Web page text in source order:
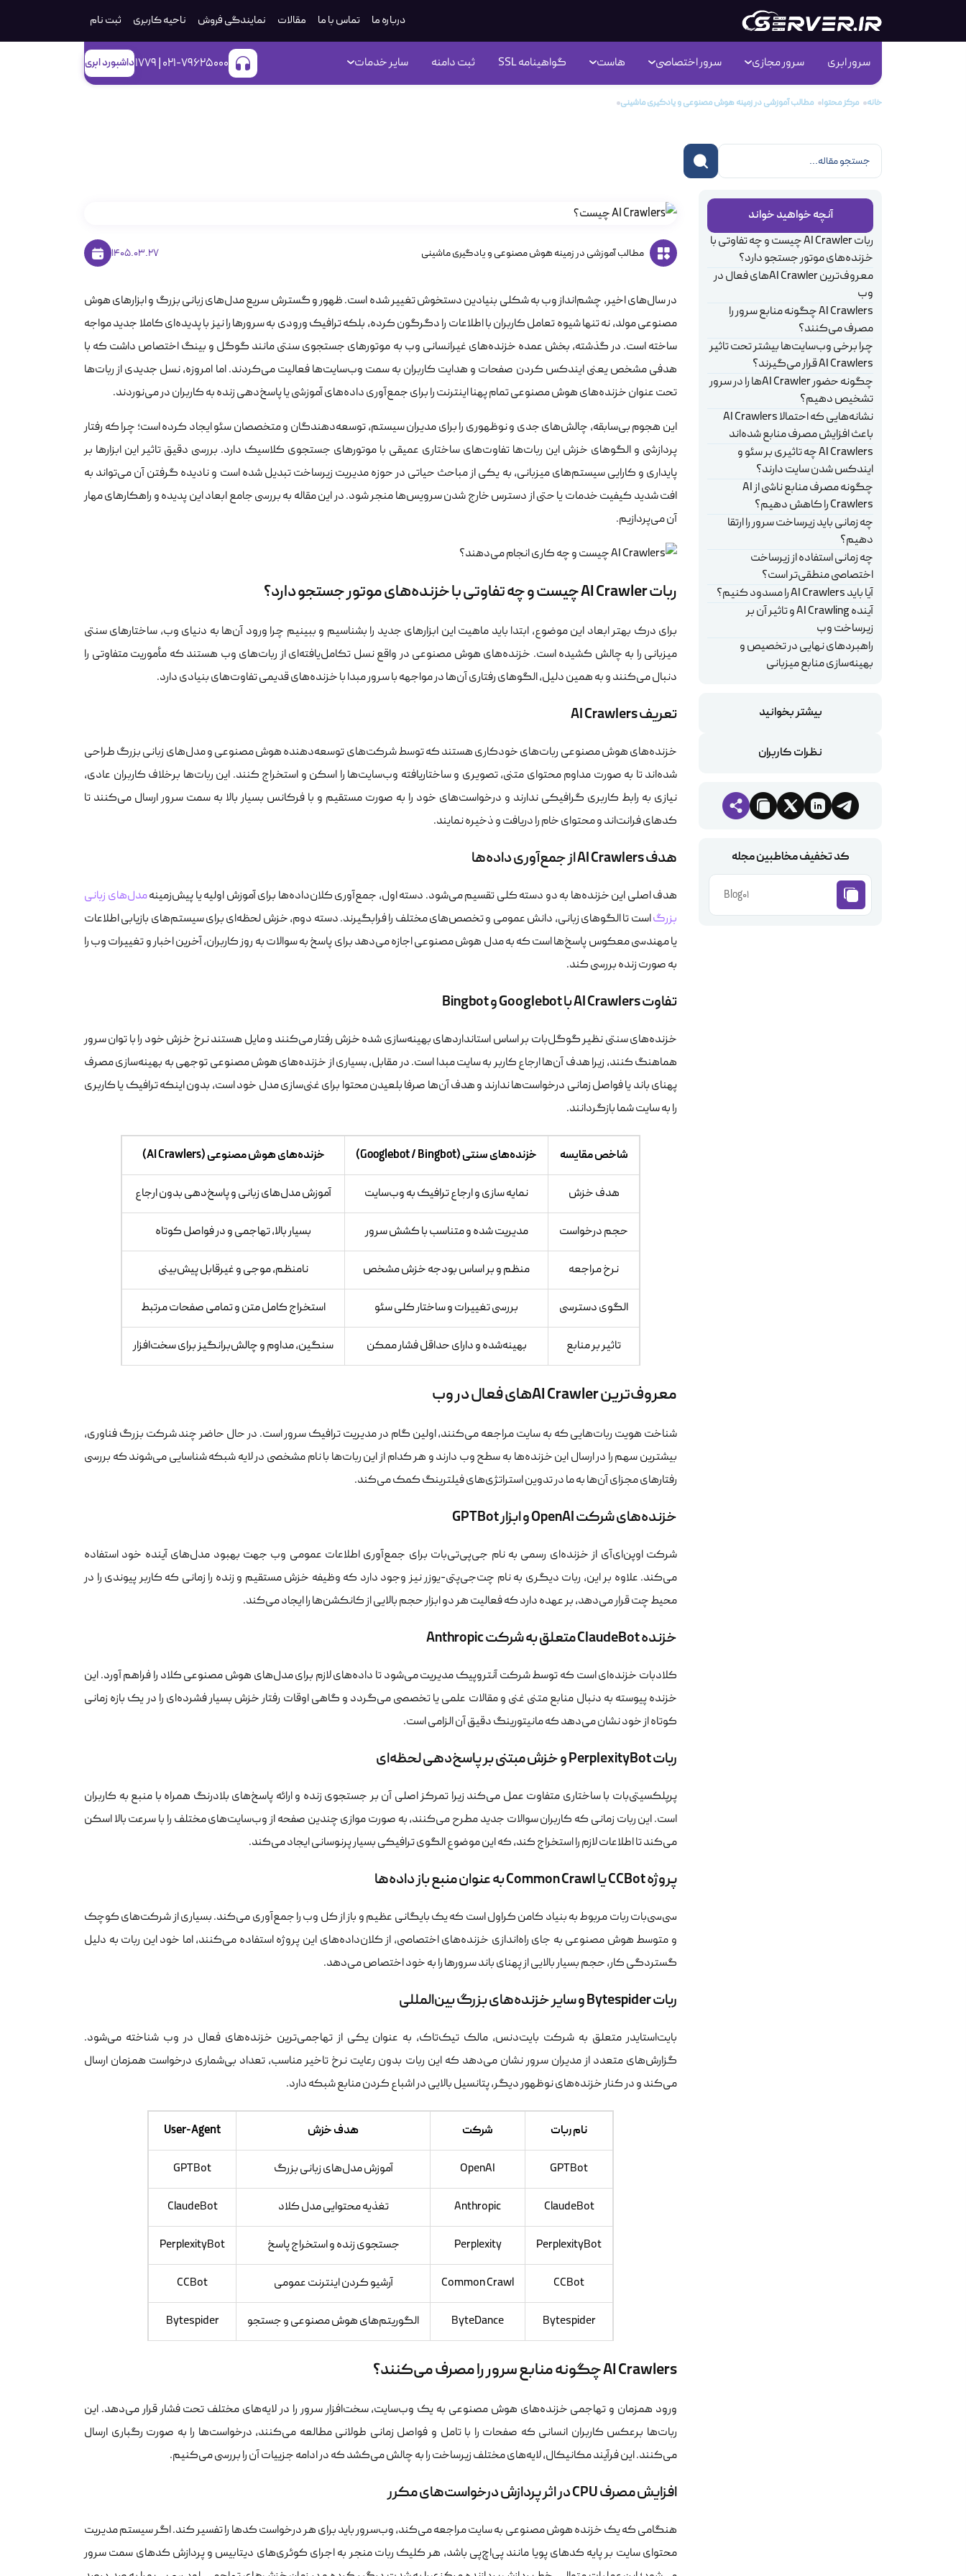
درباره ما تماس با ما مقالات نمایندگی فروش ناحیه کاربری ثبت‌ نام
سرور ابری سرور مجازی سرور اختصاصی هاست گواهینامه SSL ثبت دامنه سایر خدمات 021-79625000 | 1779 داشبورد ابری
خانه مرکز محتوا مطالب آموزشی در زمینه هوش مصنوعی و یادگیری ماشینی
آنچه خواهید خواند
ربات AI Crawler چیست و چه تفاوتی با
خزنده‌های موتور جستجو دارد؟
معروف‌ترین AI Crawlerهای فعال در
وب
AI Crawlers چگونه منابع سرور را
مصرف می‌کنند؟
چرا برخی وب‌سایت‌ها بیشتر تحت تاثیر
AI Crawlers قرار می‌گیرند؟
چگونه حضور AI Crawlerها را در سرور
تشخیص دهیم؟
نشانه‌هایی که احتمالا AI Crawlers
باعث افزایش مصرف منابع شده‌اند
AI Crawlers چه تاثیری بر سئو و
ایندکس شدن سایت دارند؟
چگونه مصرف منابع ناشی از AI
Crawlers را کاهش دهیم؟
چه زمانی باید زیرساخت سرور را ارتقا
دهیم؟
چه زمانی استفاده از زیرساخت
اختصاصی منطقی‌تر است؟
آیا باید AI Crawlers را مسدود کنیم؟
آینده AI Crawling و تاثیر آن بر
زیرساخت وب
راهبردهای نهایی در تخصیص و
بهینه‌سازی منابع میزبانی
بیشتر بخوانید
نظرات کاربران
کد تخفیف مخاطبین مجله
Blog01
مطالب آموزشی در زمینه هوش مصنوعی و یادگیری ماشینی 1405.03.27
در سال‌های اخیر، چشم‌انداز وب به شکلی بنیادین دستخوش تغییر شده است. ظهور و گسترش سریع مدل‌های زبانی بزرگ و ابزارهای هوش
مصنوعی مولد، نه تنها شیوه تعامل کاربران با اطلاعات را دگرگون کرده، بلکه ترافیک ورودی به سرورها را نیز با پدیده‌ای کاملا جدید مواجه
ساخته است. در گذشته، بخش عمده خزنده‌های غیرانسانی وب به موتورهای جستجوی سنتی مانند گوگل و بینگ اختصاص داشت که با
هدفی مشخص یعنی ایندکس کردن صفحات و هدایت کاربران به سمت وب‌سایت‌ها فعالیت می‌کردند. اما امروزه، نسل جدیدی از ربات‌ها
تحت عنوان خزنده‌های هوش مصنوعی تمام پهنا اینترنت را برای جمع‌آوری داده‌های آموزشی یا پاسخ‌دهی زنده به کاربران در می‌نوردند.
این هجوم بی‌سابقه، چالش‌های جدی و نوظهوری را برای مدیران سیستم، توسعه‌دهندگان و متخصصان سئو ایجاد کرده است؛ چرا که رفتار
پردازشی و الگوهای خزش این ربات‌ها تفاوت‌های ساختاری عمیقی با موتورهای جستجوی کلاسیک دارد. بررسی دقیق تاثیر این ابزارها بر
پایداری و کارایی سیستم‌های میزبانی، به یکی از مباحث حیاتی در حوزه مدیریت زیرساخت تبدیل شده است و نادیده گرفتن آن می‌تواند به
افت شدید کیفیت خدمات یا حتی از دسترس خارج شدن سرویس‌ها منجر شود. در این مقاله به بررسی جامع ابعاد این پدیده و راهکارهای مهار
آن می‌پردازیم.
ربات AI Crawler چیست و چه تفاوتی با خزنده‌های موتور جستجو دارد؟
برای درک بهتر ابعاد این موضوع، ابتدا باید ماهیت این ابزارهای جدید را بشناسیم و ببینیم چرا ورود آن‌ها به دنیای وب، ساختارهای سنتی
میزبانی را به چالش کشیده است. خزنده‌های هوش مصنوعی در واقع نسل تکامل‌یافته‌ای از ربات‌های وب هستند که مأموریت متفاوتی را
دنبال می‌کنند و به همین دلیل، الگوهای رفتاری آن‌ها در مواجهه با سرور مبدا با خزنده‌های قدیمی تفاوت‌های بنیادی دارد.
تعریف AI Crawlers
خزنده‌های هوش مصنوعی ربات‌های خودکاری هستند که توسط شرکت‌های توسعه‌دهنده هوش مصنوعی و مدل‌های زبانی بزرگ طراحی
شده‌اند تا به صورت مداوم محتوای متنی، تصویری و ساختاریافته وب‌سایت‌ها را اسکن و استخراج کنند. این ربات‌ها برخلاف کاربران عادی،
نیازی به رابط کاربری گرافیکی ندارند و درخواست‌های خود را به صورت مستقیم و با فرکانس بسیار بالا به سمت سرور ارسال می‌کنند تا
کدهای فرانت‌اند و محتوای خام را دریافت و ذخیره نمایند.
هدف AI Crawlers از جمع‌آوری داده‌ها
هدف اصلی این خزنده‌ها به دو دسته کلی تقسیم می‌شود. دسته اول، جمع‌آوری کلان‌داده‌ها برای آموزش اولیه یا پیش‌زمینهمدل‌های زبانی
بزرگاست تا الگوهای زبانی، دانش عمومی و تخصص‌های مختلف را فرابگیرند. دسته دوم، خزش لحظه‌ای برای سیستم‌های بازیابی اطلاعات
یا مهندسی معکوس پاسخ‌ها است که به مدل هوش مصنوعی اجازه می‌دهد برای پاسخ به سوالات به روز کاربران، آخرین اخبار و تغییرات وب را
به صورت زنده بررسی کند.
تفاوت AI Crawlers با Googlebot و Bingbot
خزنده‌های سنتی نظیر گوگل‌بات بر اساس استانداردهای بهینه‌سازی شده خزش رفتار می‌کنند و مایل هستند نرخ خزش خود را با توان سرور
هماهنگ کنند، زیرا هدف آن‌ها ارجاع کاربر به سایت مبدا است. در مقابل، بسیاری از خزنده‌های هوش مصنوعی توجهی به بهینه‌سازی مصرف
پهنای باند یا فواصل زمانی درخواست‌ها ندارند و هدف آن‌ها صرفا بلعیدن محتوا برای غنی‌سازی مدل خود است، بدون اینکه ترافیک یا کاربری
را به سایت شما بازگردانند.
شاخص مقایسه خزنده‌های سنتی (Googlebot / Bingbot) خزنده‌های هوش مصنوعی (AI Crawlers)
هدف خزش نمایه سازی و ارجاع ترافیک به وب‌سایت آموزش مدل‌های زبانی و پاسخ‌دهی بدون ارجاع
حجم درخواست مدیریت شده و متناسب با کشش سرور بسیار بالا، تهاجمی و در فواصل کوتاه
نرخ مراجعه منظم و بر اساس بودجه خزش مشخص نامنظم، موجی و غیرقابل پیش‌بینی
الگوی دسترسی بررسی تغییرات و ساختار کلی سئو استخراج کامل متن و تمامی صفحات مرتبط
تاثیر بر منابع بهینه‌شده و دارای حداقل فشار ممکن سنگین، مداوم و چالش‌برانگیز برای سخت‌افزار
معروف‌ترین AI Crawlerهای فعال در وب
شناخت هویت ربات‌هایی که به سایت مراجعه می‌کنند، اولین گام در مدیریت ترافیک سرور است. در حال حاضر چند شرکت بزرگ فناوری،
بیشترین سهم را در ارسال این خزنده‌ها به سطح وب دارند و هر کدام از این ربات‌ها با نام مشخصی در لایه شبکه شناسایی می‌شوند که بررسی
رفتارهای مجزای آن‌ها به ما در تدوین استراتژی‌های فیلترینگ کمک می‌کند.
خزنده‌های شرکت OpenAI و ابزار GPTBot
شرکت اوپن‌ای‌آی از خزنده‌ای رسمی به نام جی‌پی‌تی‌بات برای جمع‌آوری اطلاعات عمومی وب جهت بهبود مدل‌های آینده خود استفاده
می‌کند. علاوه بر این، ربات دیگری به نام چت‌جی‌پتی-یوزر نیز وجود دارد که وظیفه خزش مستقیم و زنده را زمانی که کاربر پیوندی را در
محیط چت قرار می‌دهد، بر عهده دارد که فعالیت هر دو ابزار حجم بالایی از کانکشن‌ها را ایجاد می‌کند.
خزنده ClaudeBot متعلق به شرکت Anthropic
کلاد‌بات خزنده‌ای است که توسط شرکت آنتروپیک مدیریت می‌شود تا داده‌های لازم برای مدل‌های هوش مصنوعی کلاد را فراهم آورد. این
خزنده پیوسته به دنبال منابع متنی غنی و مقالات علمی یا تخصصی می‌گردد و گاهی اوقات رفتار خزش بسیار فشرده‌ای را در یک بازه زمانی
کوتاه از خود نشان می‌دهد که مانیتورینگ دقیق آن الزامی است.
ربات PerplexityBot و خزش مبتنی بر پاسخ‌دهی لحظه‌ای
پرپلکسیتی‌بات با ساختاری متفاوت عمل می‌کند زیرا تمرکز اصلی آن بر جستجوی زنده و ارائه پاسخ‌های بلادرنگ همراه با منبع به کاربران
است. این ربات زمانی که کاربران سوالات جدید مطرح می‌کنند، به صورت موازی چندین صفحه از وب‌سایت‌های مختلف را با سرعت بالا اسکن
می‌کند تا اطلاعات لازم را استخراج کند، که این موضوع الگوی ترافیکی بسیار پرنوسانی ایجاد می‌کند.
پروژه CCBot یا Common Crawl به عنوان منبع باز داده‌ها
سی‌سی‌بات ربات مربوط به بنیاد کامن کراول است که یک بایگانی عظیم و باز از کل وب را جمع‌آوری می‌کند. بسیاری از شرکت‌های کوچک
و متوسط هوش مصنوعی به جای راه‌اندازی خزنده‌های اختصاصی، از کلان‌داده‌های این پروژه استفاده می‌کنند، اما خود این ربات به دلیل
گستردگی کار، حجم بسیار بالایی از پهنای باند سرورها را به خود اختصاص می‌دهد.
ربات Bytespider و سایر خزنده‌های بزرگ بین‌المللی
بایت‌استایدر متعلق به شرکت بایت‌دنس، مالک تیک‌تاک، به عنوان یکی از تهاجمی‌ترین خزنده‌های فعال در وب شناخته می‌شود.
گزارش‌های متعدد از مدیران سرور نشان می‌دهد که این ربات بدون رعایت نرخ تاخیر مناسب، تعداد بی‌شماری درخواست همزمان ارسال
می‌کند و در کنار خزنده‌های نوظهور دیگر، پتانسیل بالایی در اشباع کردن منابع شبکه دارد.
نام ربات شرکت هدف خزش User-Agent
GPTBot
OpenAI آموزش مدل‌های زبانی بزرگ GPTBot
ClaudeBot
Anthropic تغذیه محتوایی مدل کلاد ClaudeBot
PerplexityBot
Perplexity جستجوی زنده و استخراج پاسخ PerplexityBot
CCBot
Common Crawl آرشیو کردن اینترنت عمومی CCBot
Bytespider
ByteDance الگوریتم‌های هوش مصنوعی و جستجو Bytespider
AI Crawlers چگونه منابع سرور را مصرف می‌کنند؟
ورود همزمان و تهاجمی خزنده‌های هوش مصنوعی به یک وب‌سایت، سخت‌افزار سرور را در لایه‌های مختلف تحت فشار قرار می‌دهد. این
ربات‌ها برعکس کاربران انسانی که صفحات را با تامل و فواصل زمانی طولانی مطالعه می‌کنند، درخواست‌ها را به صورت رگباری ارسال
می‌کنند. این فرآیند مکانیکال، لایه‌های مختلف زیرساخت را به چالش می‌کشد که در ادامه جزییات آن را بررسی می‌کنیم.
افزایش مصرف CPU در اثر پردازش درخواست‌های مکرر
هنگامی که یک خزنده هوش مصنوعی به سایت مراجعه می‌کند، وب‌سرور باید برای هر درخواست کدها را تفسیر کند. اگر سیستم مدیریت
محتوای سایت بر پایه کدهای پویا مانند پی‌اچ‌پی باشد، هر کلیک ربات منجر به اجرای کوئری‌های دیتابیس و پردازش کدهای سمت سرور